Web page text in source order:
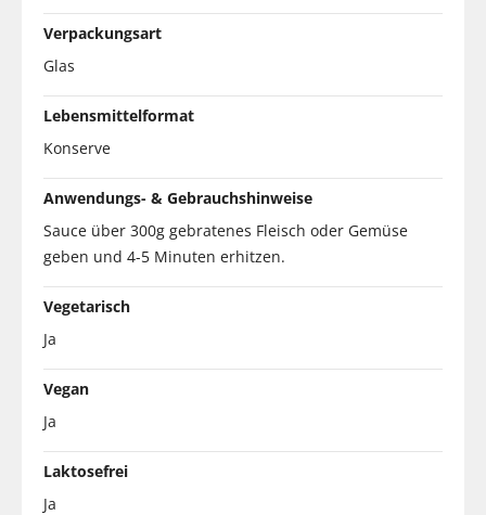
Verpackungsart
Glas
Lebensmittelformat
Konserve
Anwendungs- & Gebrauchshinweise
Sauce über 300g gebratenes Fleisch oder Gemüse
geben und 4-5 Minuten erhitzen.
Vegetarisch
Ja
Vegan
Ja
Laktosefrei
Ja